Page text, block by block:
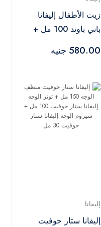
زيت الأطفال إليفانا
باني باوند 100 مل +
باني باوند 100 مل +
ستار جوفيت 250 مل
580.00 جنيه
إليفانا
إليفانا ستار جوفيت